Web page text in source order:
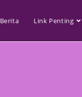
Berita Link Penting